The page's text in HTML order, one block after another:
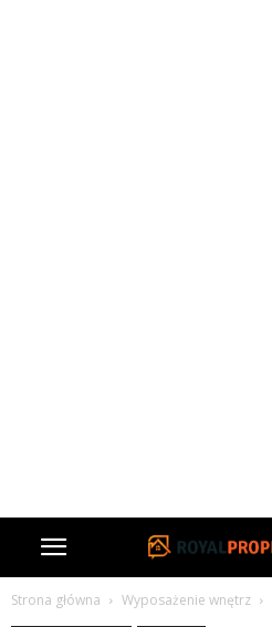
Strona główna Wyposażenie wnętrz